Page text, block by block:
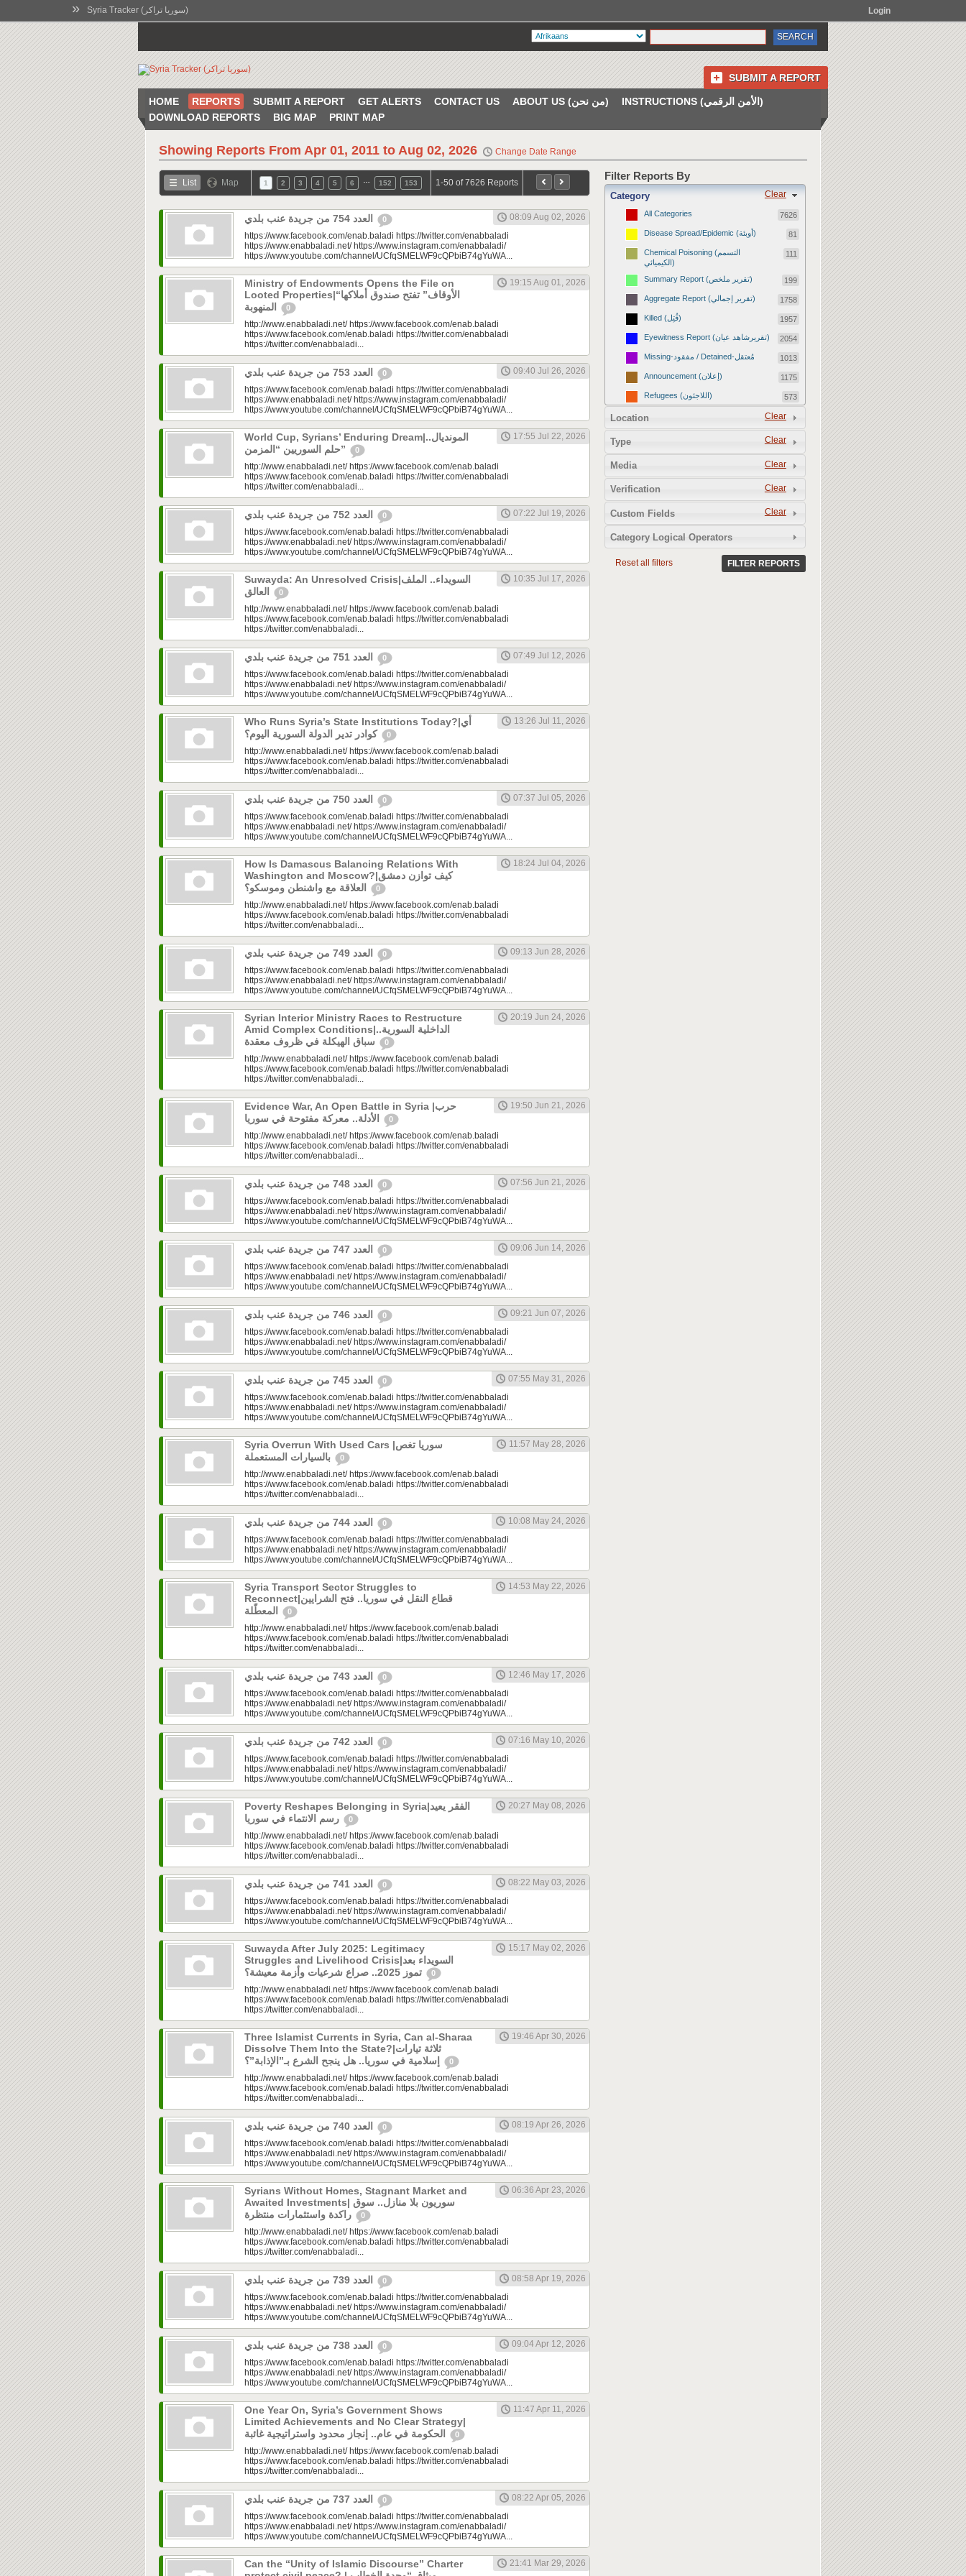
» Syria Tracker (سوريا تراكر) Login
SUBMIT A REPORT
HOME REPORTS SUBMIT A REPORT GET ALERTS CONTACT US ABOUT US (من نحن)
INSTRUCTIONS (الأمن الرقمي)
DOWNLOAD REPORTS
BIG MAP PRINT MAP
Showing Reports From Apr 01, 2011 to Aug 02, 2026 Change Date Range
List Map 1 2 3 4 5 6 152 153 1-50 of 7626 Reports
0
08:09 Aug 02, 2026
https://www.facebook.com/enab.baladi https://twitter.com/enabbaladi
https://www.enabbaladi.net/ https://www.instagram.com/enabbaladi/
https://www.youtube.com/channel/UCfqSMELWF9cQPbiB74gYuWA...
Ministry of Endowments Opens the File on
Looted Properties|“الأوقاف” تفتح صندوق أملاكها
0
19:15 Aug 01, 2026
http://www.enabbaladi.net/ https://www.facebook.com/enab.baladi
https://www.facebook.com/enab.baladi https://twitter.com/enabbaladi
https://twitter.com/enabbaladi...
0
09:40 Jul 26, 2026
https://www.facebook.com/enab.baladi https://twitter.com/enabbaladi
https://www.enabbaladi.net/ https://www.instagram.com/enabbaladi/
https://www.youtube.com/channel/UCfqSMELWF9cQPbiB74gYuWA...
World Cup, Syrians’ Enduring Dream|المونديال..
حلم السوريين “المزمن”
0
17:55 Jul 22, 2026
http://www.enabbaladi.net/ https://www.facebook.com/enab.baladi
https://www.facebook.com/enab.baladi https://twitter.com/enabbaladi
https://twitter.com/enabbaladi...
0
07:22 Jul 19, 2026
https://www.facebook.com/enab.baladi https://twitter.com/enabbaladi
https://www.enabbaladi.net/ https://www.instagram.com/enabbaladi/
https://www.youtube.com/channel/UCfqSMELWF9cQPbiB74gYuWA...
Suwayda: An Unresolved Crisis|السويداء.. الملف
0
10:35 Jul 17, 2026
http://www.enabbaladi.net/ https://www.facebook.com/enab.baladi
https://www.facebook.com/enab.baladi https://twitter.com/enabbaladi
https://twitter.com/enabbaladi...
0
07:49 Jul 12, 2026
https://www.facebook.com/enab.baladi https://twitter.com/enabbaladi
https://www.enabbaladi.net/ https://www.instagram.com/enabbaladi/
https://www.youtube.com/channel/UCfqSMELWF9cQPbiB74gYuWA...
Who Runs Syria’s State Institutions Today?|أي
كوادر تدير الدولة السورية اليوم؟
0
13:26 Jul 11, 2026
http://www.enabbaladi.net/ https://www.facebook.com/enab.baladi
https://www.facebook.com/enab.baladi https://twitter.com/enabbaladi
https://twitter.com/enabbaladi...
0
07:37 Jul 05, 2026
https://www.facebook.com/enab.baladi https://twitter.com/enabbaladi
https://www.enabbaladi.net/ https://www.instagram.com/enabbaladi/
https://www.youtube.com/channel/UCfqSMELWF9cQPbiB74gYuWA...
How Is Damascus Balancing Relations With
Washington and Moscow?|كيف توازن دمشق
0
18:24 Jul 04, 2026
http://www.enabbaladi.net/ https://www.facebook.com/enab.baladi
https://www.facebook.com/enab.baladi https://twitter.com/enabbaladi
https://twitter.com/enabbaladi...
0
09:13 Jun 28, 2026
https://www.facebook.com/enab.baladi https://twitter.com/enabbaladi
https://www.enabbaladi.net/ https://www.instagram.com/enabbaladi/
https://www.youtube.com/channel/UCfqSMELWF9cQPbiB74gYuWA...
Syrian Interior Ministry Races to Restructure
Amid Complex Conditions|الداخلية السورية..
0
20:19 Jun 24, 2026
http://www.enabbaladi.net/ https://www.facebook.com/enab.baladi
https://www.facebook.com/enab.baladi https://twitter.com/enabbaladi
https://twitter.com/enabbaladi...
Evidence War, An Open Battle in Syria |حرب
0
19:50 Jun 21, 2026
http://www.enabbaladi.net/ https://www.facebook.com/enab.baladi
https://www.facebook.com/enab.baladi https://twitter.com/enabbaladi
https://twitter.com/enabbaladi...
0
07:56 Jun 21, 2026
https://www.facebook.com/enab.baladi https://twitter.com/enabbaladi
https://www.enabbaladi.net/ https://www.instagram.com/enabbaladi/
https://www.youtube.com/channel/UCfqSMELWF9cQPbiB74gYuWA...
0
09:06 Jun 14, 2026
https://www.facebook.com/enab.baladi https://twitter.com/enabbaladi
https://www.enabbaladi.net/ https://www.instagram.com/enabbaladi/
https://www.youtube.com/channel/UCfqSMELWF9cQPbiB74gYuWA...
0
09:21 Jun 07, 2026
https://www.facebook.com/enab.baladi https://twitter.com/enabbaladi
https://www.enabbaladi.net/ https://www.instagram.com/enabbaladi/
https://www.youtube.com/channel/UCfqSMELWF9cQPbiB74gYuWA...
0
07:55 May 31, 2026
https://www.facebook.com/enab.baladi https://twitter.com/enabbaladi
https://www.enabbaladi.net/ https://www.instagram.com/enabbaladi/
https://www.youtube.com/channel/UCfqSMELWF9cQPbiB74gYuWA...
Syria Overrun With Used Cars |سوريا تغص
0
11:57 May 28, 2026
http://www.enabbaladi.net/ https://www.facebook.com/enab.baladi
https://www.facebook.com/enab.baladi https://twitter.com/enabbaladi
https://twitter.com/enabbaladi...
0
10:08 May 24, 2026
https://www.facebook.com/enab.baladi https://twitter.com/enabbaladi
https://www.enabbaladi.net/ https://www.instagram.com/enabbaladi/
https://www.youtube.com/channel/UCfqSMELWF9cQPbiB74gYuWA...
Syria Transport Sector Struggles to
Reconnect|قطاع النقل في سوريا.. فتح الشرايين
0
14:53 May 22, 2026
http://www.enabbaladi.net/ https://www.facebook.com/enab.baladi
https://www.facebook.com/enab.baladi https://twitter.com/enabbaladi
https://twitter.com/enabbaladi...
0
12:46 May 17, 2026
https://www.facebook.com/enab.baladi https://twitter.com/enabbaladi
https://www.enabbaladi.net/ https://www.instagram.com/enabbaladi/
https://www.youtube.com/channel/UCfqSMELWF9cQPbiB74gYuWA...
0
07:16 May 10, 2026
https://www.facebook.com/enab.baladi https://twitter.com/enabbaladi
https://www.enabbaladi.net/ https://www.instagram.com/enabbaladi/
https://www.youtube.com/channel/UCfqSMELWF9cQPbiB74gYuWA...
Poverty Reshapes Belonging in Syria|الفقر يعيد
0
20:27 May 08, 2026
http://www.enabbaladi.net/ https://www.facebook.com/enab.baladi
https://www.facebook.com/enab.baladi https://twitter.com/enabbaladi
https://twitter.com/enabbaladi...
0
08:22 May 03, 2026
https://www.facebook.com/enab.baladi https://twitter.com/enabbaladi
https://www.enabbaladi.net/ https://www.instagram.com/enabbaladi/
https://www.youtube.com/channel/UCfqSMELWF9cQPbiB74gYuWA...
Suwayda After July 2025: Legitimacy
Struggles and Livelihood Crisis|السويداء بعد
0
15:17 May 02, 2026
http://www.enabbaladi.net/ https://www.facebook.com/enab.baladi
https://www.facebook.com/enab.baladi https://twitter.com/enabbaladi
https://twitter.com/enabbaladi...
Three Islamist Currents in Syria, Can al-Sharaa
Dissolve Them Into the State?|ثلاثة تيارات
0
19:46 Apr 30, 2026
http://www.enabbaladi.net/ https://www.facebook.com/enab.baladi
https://www.facebook.com/enab.baladi https://twitter.com/enabbaladi
https://twitter.com/enabbaladi...
0
08:19 Apr 26, 2026
https://www.facebook.com/enab.baladi https://twitter.com/enabbaladi
https://www.enabbaladi.net/ https://www.instagram.com/enabbaladi/
https://www.youtube.com/channel/UCfqSMELWF9cQPbiB74gYuWA...
Syrians Without Homes, Stagnant Market and
Awaited Investments| سوريون بلا منازل.. سوق
0
06:36 Apr 23, 2026
http://www.enabbaladi.net/ https://www.facebook.com/enab.baladi
https://www.facebook.com/enab.baladi https://twitter.com/enabbaladi
https://twitter.com/enabbaladi...
0
08:58 Apr 19, 2026
https://www.facebook.com/enab.baladi https://twitter.com/enabbaladi
https://www.enabbaladi.net/ https://www.instagram.com/enabbaladi/
https://www.youtube.com/channel/UCfqSMELWF9cQPbiB74gYuWA...
0
09:04 Apr 12, 2026
https://www.facebook.com/enab.baladi https://twitter.com/enabbaladi
https://www.enabbaladi.net/ https://www.instagram.com/enabbaladi/
https://www.youtube.com/channel/UCfqSMELWF9cQPbiB74gYuWA...
One Year On, Syria’s Government Shows
Limited Achievements and No Clear Strategy|
0
11:47 Apr 11, 2026
http://www.enabbaladi.net/ https://www.facebook.com/enab.baladi
https://www.facebook.com/enab.baladi https://twitter.com/enabbaladi
https://twitter.com/enabbaladi...
0
08:22 Apr 05, 2026
https://www.facebook.com/enab.baladi https://twitter.com/enabbaladi
https://www.enabbaladi.net/ https://www.instagram.com/enabbaladi/
https://www.youtube.com/channel/UCfqSMELWF9cQPbiB74gYuWA...
Can the “Unity of Islamic Discourse” Charter
21:41 Mar 29, 2026
Filter Reports By
Clear
Category
All Categories 7626
Disease Spread/Epidemic (أوبئة) 81
Chemical Poisoning (التسمم
الكيميائي)
111
Summary Report (تقرير ملخص) 199
Aggregate Report (تقرير إجمالي) 1758
Killed (قُتِل) 1957
Eyewitness Report (تقريرشاهد عيان) 2054
Missing-مفقود / Detained-مُعتقل 1013
Announcement (إعلان) 1175
Refugees (اللاجئون) 573
1672
Revenge Killings (القتل بدافع الانتقام) 11
2
13
Clear
Location
Clear
Type
Clear
Media
Clear
Verification
Clear
Custom Fields
Category Logical Operators
Reset all filters FILTER REPORTS